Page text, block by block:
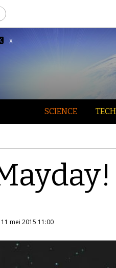
X
SCIENCE TECH
11 mei 2015 11:00